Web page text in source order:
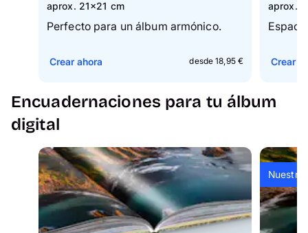
aprox. 21×21 cm
Perfecto para un álbum armónico.
desde 18,95 €
Crear ahora
aprox.
Crear
Encuadernaciones para tu álbum
digital
Nuestra